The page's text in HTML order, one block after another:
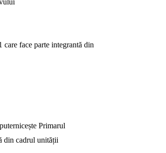
face parte integrantă din
Primarul
din cadrul unității